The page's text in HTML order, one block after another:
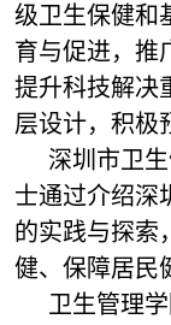
级卫生保健和
育与促进，推
提升科技解决
层设计，积极
深圳市卫
士通过介绍深
的实践与探索
健、保障居民
卫生管理